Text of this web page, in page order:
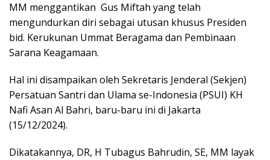
MM menggantikan Gus Miftah yang telah
mengundurkan diri sebagai utusan khusus Presiden
bid. Kerukunan Ummat Beragama dan Pembinaan
Sarana Keagamaan.
Hal ini disampaikan oleh Sekretaris Jenderal (Sekjen)
Persatuan Santri dan Ulama se-Indonesia (PSUI) KH
Nafi Asan Al Bahri, baru-baru ini di Jakarta
(15/12/2024).
Dikatakannya, DR, H Tubagus Bahrudin, SE, MM layak